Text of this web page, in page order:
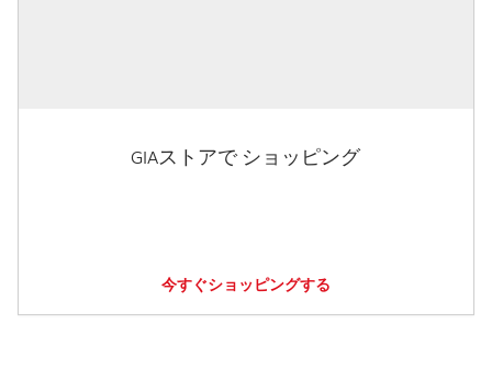
GIAストアで ショッピング
今すぐショッピングする